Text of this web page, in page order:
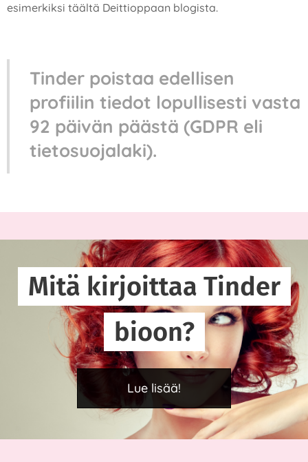
esimerkiksi täältä Deittioppaan blogista.
Tinder poistaa edellisen
profiilin tiedot lopullisesti vasta
92 päivän päästä (GDPR eli
tietosuojalaki).
Mitä kirjoittaa Tinder
bioon?
Lue lisää!